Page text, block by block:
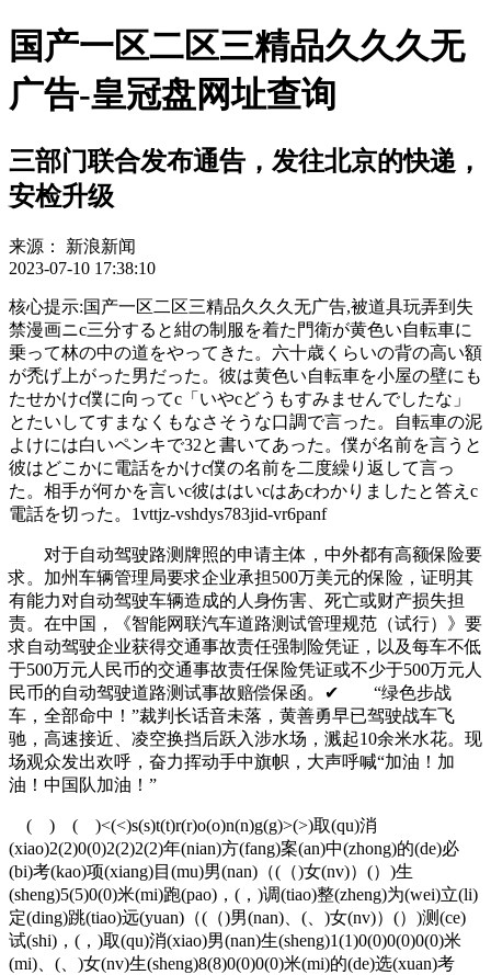
国产一区二区三精品久久久无
广告-皇冠盘网址查询
三部门联合发布通告，发往北京的快递，
安检升级
来源：
新浪新闻
2023-07-10 17:38:10
核心提示:国产一区二区三精品久久久无广告,被道具玩弄到失
禁漫画ニc三分すると紺の制服を着た門衛が黄色い自転車に
乗って林の中の道をやってきた。六十歳くらいの背の高い額
が禿げ上がった男だった。彼は黄色い自転車を小屋の壁にも
たせかけc僕に向ってc「いやcどうもすみませんでしたな」
とたいしてすまなくもなさそうな口調で言った。自転車の泥
よけには白いペンキで32と書いてあった。僕が名前を言うと
彼はどこかに電話をかけc僕の名前を二度繰り返して言っ
た。相手が何かを言いc彼ははいcはあcわかりましたと答えc
電話を切った。1vttjz-vshdys783jid-vr6panf
对于自动驾驶路测牌照的申请主体，中外都有高额保险要
求。加州车辆管理局要求企业承担500万美元的保险，证明其
有能力对自动驾驶车辆造成的人身伤害、死亡或财产损失担
责。在中国，《智能网联汽车道路测试管理规范（试行）》要
求自动驾驶企业获得交通事故责任强制险凭证，以及每车不低
于500万元人民币的交通事故责任保险凭证或不少于500万元人
民币的自动驾驶道路测试事故赔偿保函。✔ “绿色步战
车，全部命中！”裁判长话音未落，黄善勇早已驾驶战车飞
驰，高速接近、凌空换挡后跃入涉水场，溅起10余米水花。现
场观众发出欢呼，奋力挥动手中旗帜，大声呼喊“加油！加
油！中国队加油！”
( ) ( )<(<)s(s)t(t)r(r)o(o)n(n)g(g)>(>)取(qu)消
(xiao)2(2)0(0)2(2)2(2)年(nian)方(fang)案(an)中(zhong)的(de)必
(bi)考(kao)项(xiang)目(mu)男(nan)（(（)女(nv)）(）)生
(sheng)5(5)0(0)米(mi)跑(pao)，(，)调(tiao)整(zheng)为(wei)立(li)
定(ding)跳(tiao)远(yuan)（(（)男(nan)、(、)女(nv)）(）)测(ce)
试(shi)，(，)取(qu)消(xiao)男(nan)生(sheng)1(1)0(0)0(0)0(0)米
(mi)、(、)女(nv)生(sheng)8(8)0(0)0(0)米(mi)的(de)选(xuan)考